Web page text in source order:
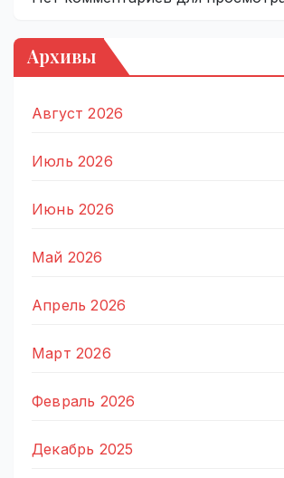
Архивы
Август 2026
Июль 2026
Июнь 2026
Май 2026
Апрель 2026
Март 2026
Февраль 2026
Декабрь 2025